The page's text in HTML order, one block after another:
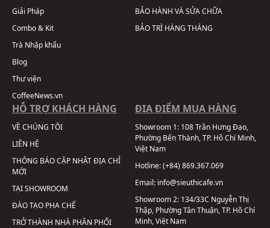
Giải Pháp
Combo & Kit
Trà Nhập khẩu
Blog
Thư viện
CoffeeNews.vn
BẢO HÀNH VÀ SỬA CHỮA
BẢO TRÌ HÀNG THÁNG
HỖ TRỢ KHÁCH HÀNG
VỀ CHÚNG TÔI
LIÊN HỆ
THÔNG BÁO CẬP NHẬT ĐỊA CHỈ
MỚI
TẠI SHOWROOM
ĐÀO TẠO PHA CHẾ
TRỞ THÀNH NHÀ PHÂN PHỐI
ĐỊA ĐIỂM MUA HÀNG
Showroom 1: 108 Trần Hưng Đạo,
Phường Bến Thành, TP. Hồ Chí Minh,
Việt Nam
Hotline:(+84) 869.367.069
Email: info@sieuthicafe.vn
Showroom 2: 134/33C Nguyễn Thị
Thập, Phường Tân Thuận, TP. Hồ Chí
Minh, Việt Nam